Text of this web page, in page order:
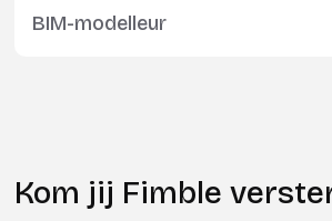
BIM-modelleur
Kom jij Fimble